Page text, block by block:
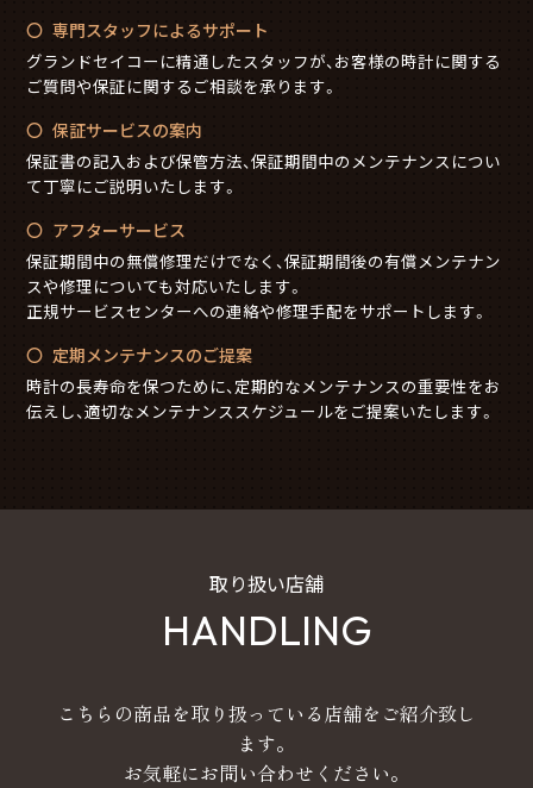
専門スタッフによるサポート
グランドセイコーに精通したスタッフが、お客様の時計に関する
ご質問や保証に関するご相談を承ります。
保証サービスの案内
保証書の記入および保管方法、保証期間中のメンテナンスについ
て丁寧にご説明いたします。
アフターサービス
保証期間中の無償修理だけでなく、保証期間後の有償メンテナン
スや修理についても対応いたします。
正規サービスセンターへの連絡や修理手配をサポートします。
定期メンテナンスのご提案
時計の長寿命を保つために、定期的なメンテナンスの重要性をお
伝えし、適切なメンテナンススケジュールをご提案いたします。
取り扱い店舗
HANDLING
こちらの商品を取り扱っている店舗をご紹介致し
ます。
お気軽にお問い合わせください。